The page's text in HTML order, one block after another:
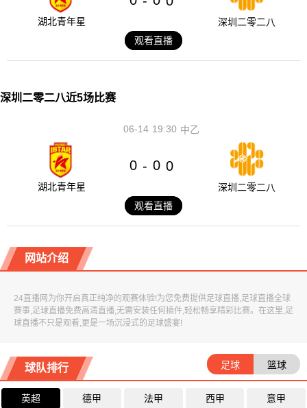
湖北青年星
深圳二零二八
观看直播
深圳二零二八近5场比赛
19:30
06-14 中乙
湖北青年星
0 - 0 0
深圳二零二八
观看直播
网站介绍
24直播网为你开启真正纯净的观赛体验!为您免费提供足球直播,足球直播全球
赛事,足球直播免费高清直播,无需安装任何插件,轻松畅享精彩比赛。在这里,足
球直播不只是观看,更是一场沉浸式的足球盛宴!
球队排行 足球 篮球
英超 德甲 法甲 西甲 意甲